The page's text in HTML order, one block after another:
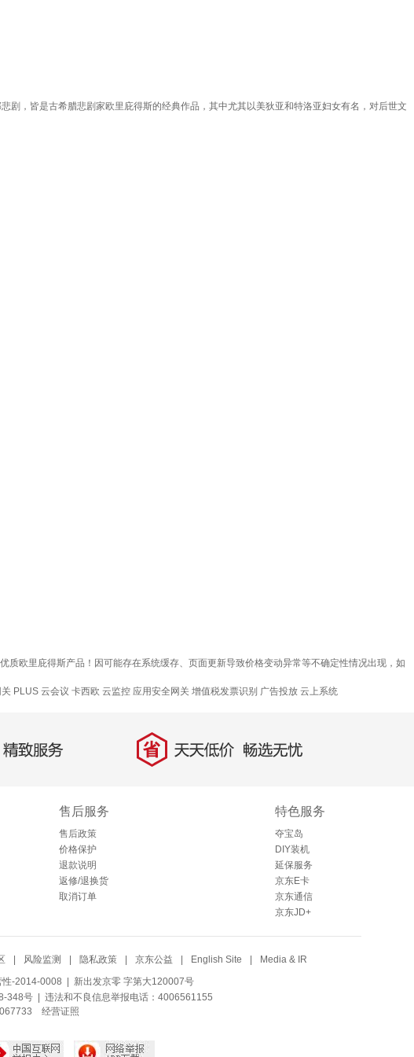
，皆是古希腊悲剧家欧里庇得斯的经典作品，其中尤其以美狄亚和特洛亚妇女有名，对后世文
欧里庇得斯产品！因可能存在系统缓存、页面更新导致价格变动异常等不确定性情况出现，如
PLUS 云会议 卡西欧 云监控 应用安全网关 增值税发票识别 广告投放 云上系统
致服务 省 天天低价，畅选无忧
售后服务
售后政策
价格保护
退款说明
返修/退换货
取消订单
特色服务
夺宝岛
DIY装机
延保服务
京东E卡
京东通信
京东JD+
风险监测 隐私政策 京东公益 English Site Media & IR
性-2014-0008 | 新出发京零 字第大120007号
348号| 违法和不良信息举报电话：4006561155
经营证照